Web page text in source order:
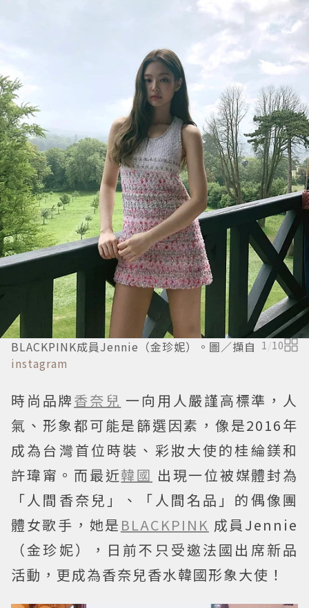
BLACKPINK成員Jennie（金珍妮）。圖／擷自
instagram
1/10
時尚品牌香奈兒 一向用人嚴謹高標準，人
氣、形象都可能是篩選因素，像是2016年
成為台灣首位時裝、彩妝大使的桂綸鎂和
許瑋甯。而最近韓國 出現一位被媒體封為
「人間香奈兒」、「人間名品」的偶像團
體女歌手，她是 BLACKPINK 成員Jennie
（金珍妮），日前不只受邀法國出席新品
活動，更成為香奈兒香水韓國形象大使！